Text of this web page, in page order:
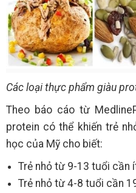
Các loại thực phẩm giàu
Theo báo cáo từ
protein có thể khiến trẻ
học của Mỹ cho biết:
Trẻ nhỏ từ 9-13 tuổi cần
Trẻ nhỏ từ 4-8 tuổi cần